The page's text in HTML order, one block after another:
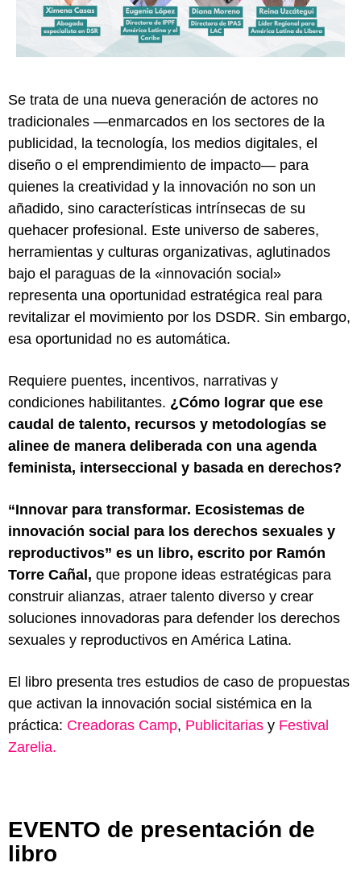
Se trata de una nueva generación de actores no
tradicionales —enmarcados en los sectores de la
publicidad, la tecnología, los medios digitales, el
diseño o el emprendimiento de impacto— para
quienes la creatividad y la innovación no son un
añadido, sino características intrínsecas de su
quehacer profesional. Este universo de saberes,
herramientas y culturas organizativas, aglutinados
bajo el paraguas de la «innovación social»
representa una oportunidad estratégica real para
revitalizar el movimiento por los DSDR. Sin embargo,
esa oportunidad no es automática.
Requiere puentes, incentivos, narrativas y
condiciones habilitantes. ¿Cómo lograr que ese
caudal de talento, recursos y metodologías se
alinee de manera deliberada con una agenda
feminista, interseccional y basada en derechos?
“Innovar para transformar. Ecosistemas de
innovación social para los derechos sexuales y
reproductivos” es un libro, escrito por Ramón
Torre Cañal, que propone ideas estratégicas para
construir alianzas, atraer talento diverso y crear
soluciones innovadoras para defender los derechos
sexuales y reproductivos en América Latina.
El libro presenta tres estudios de caso de propuestas
que activan la innovación social sistémica en la
práctica: Creadoras Camp, Publicitarias y Festival
Zarelia.
EVENTO de presentación de
libro